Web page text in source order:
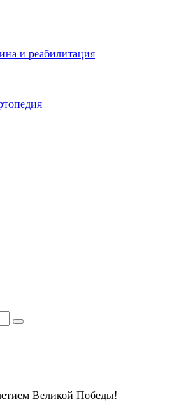
и реабилитация
Великой Победы!